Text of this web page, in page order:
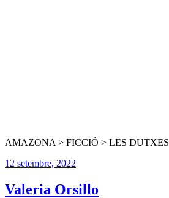
AMAZONA > FICCIÓ > LES DUTXES
12 setembre, 2022
Valeria Orsillo